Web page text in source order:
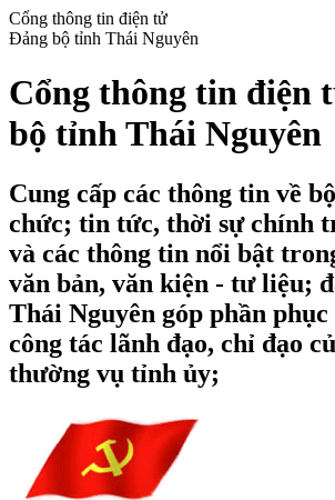
Cổng thông tin điện tử
Đảng bộ tỉnh Thái Nguyên
Cổng thông tin điện
bộ tỉnh Thái Nguyên
Cung cấp các thông tin về
chức; tin tức, thời sự chính
và các thông tin nổi bật
văn bản, văn kiện - tư liệu;
Thái Nguyên góp phần
công tác lãnh đạo, chỉ đạo
thường vụ tỉnh ủy;